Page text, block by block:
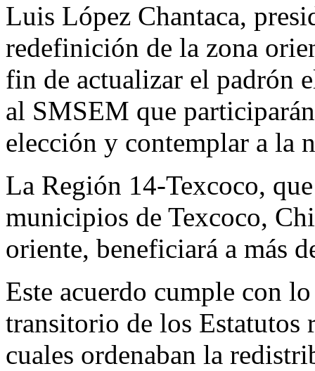
Luis López Chantaca,
redefinición de la zona
fin de actualizar el padrón
al SMSEM que
elección y contemplar a la
La Región 14-Texcoco,
municipios de Texcoco,
oriente, beneficiará a más
Este acuerdo cumple con
transitorio de los Estatutos
cuales ordenaban la